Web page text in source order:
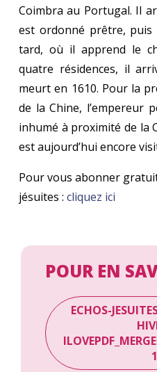
Coimbra au Portugal. Il
est ordonné prêtre, puis
tard, où il apprend le
quatre résidences, il
meurt en 1610. Pour la
de la Chine, l’empereur
inhumé à proximité de la
est aujourd’hui encore
Pour vous abonner
jésuites : cliquez ici
POUR EN
ECHOS-
1